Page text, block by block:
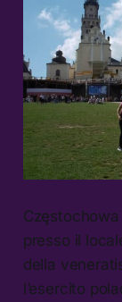
presso il
della
l’esercito